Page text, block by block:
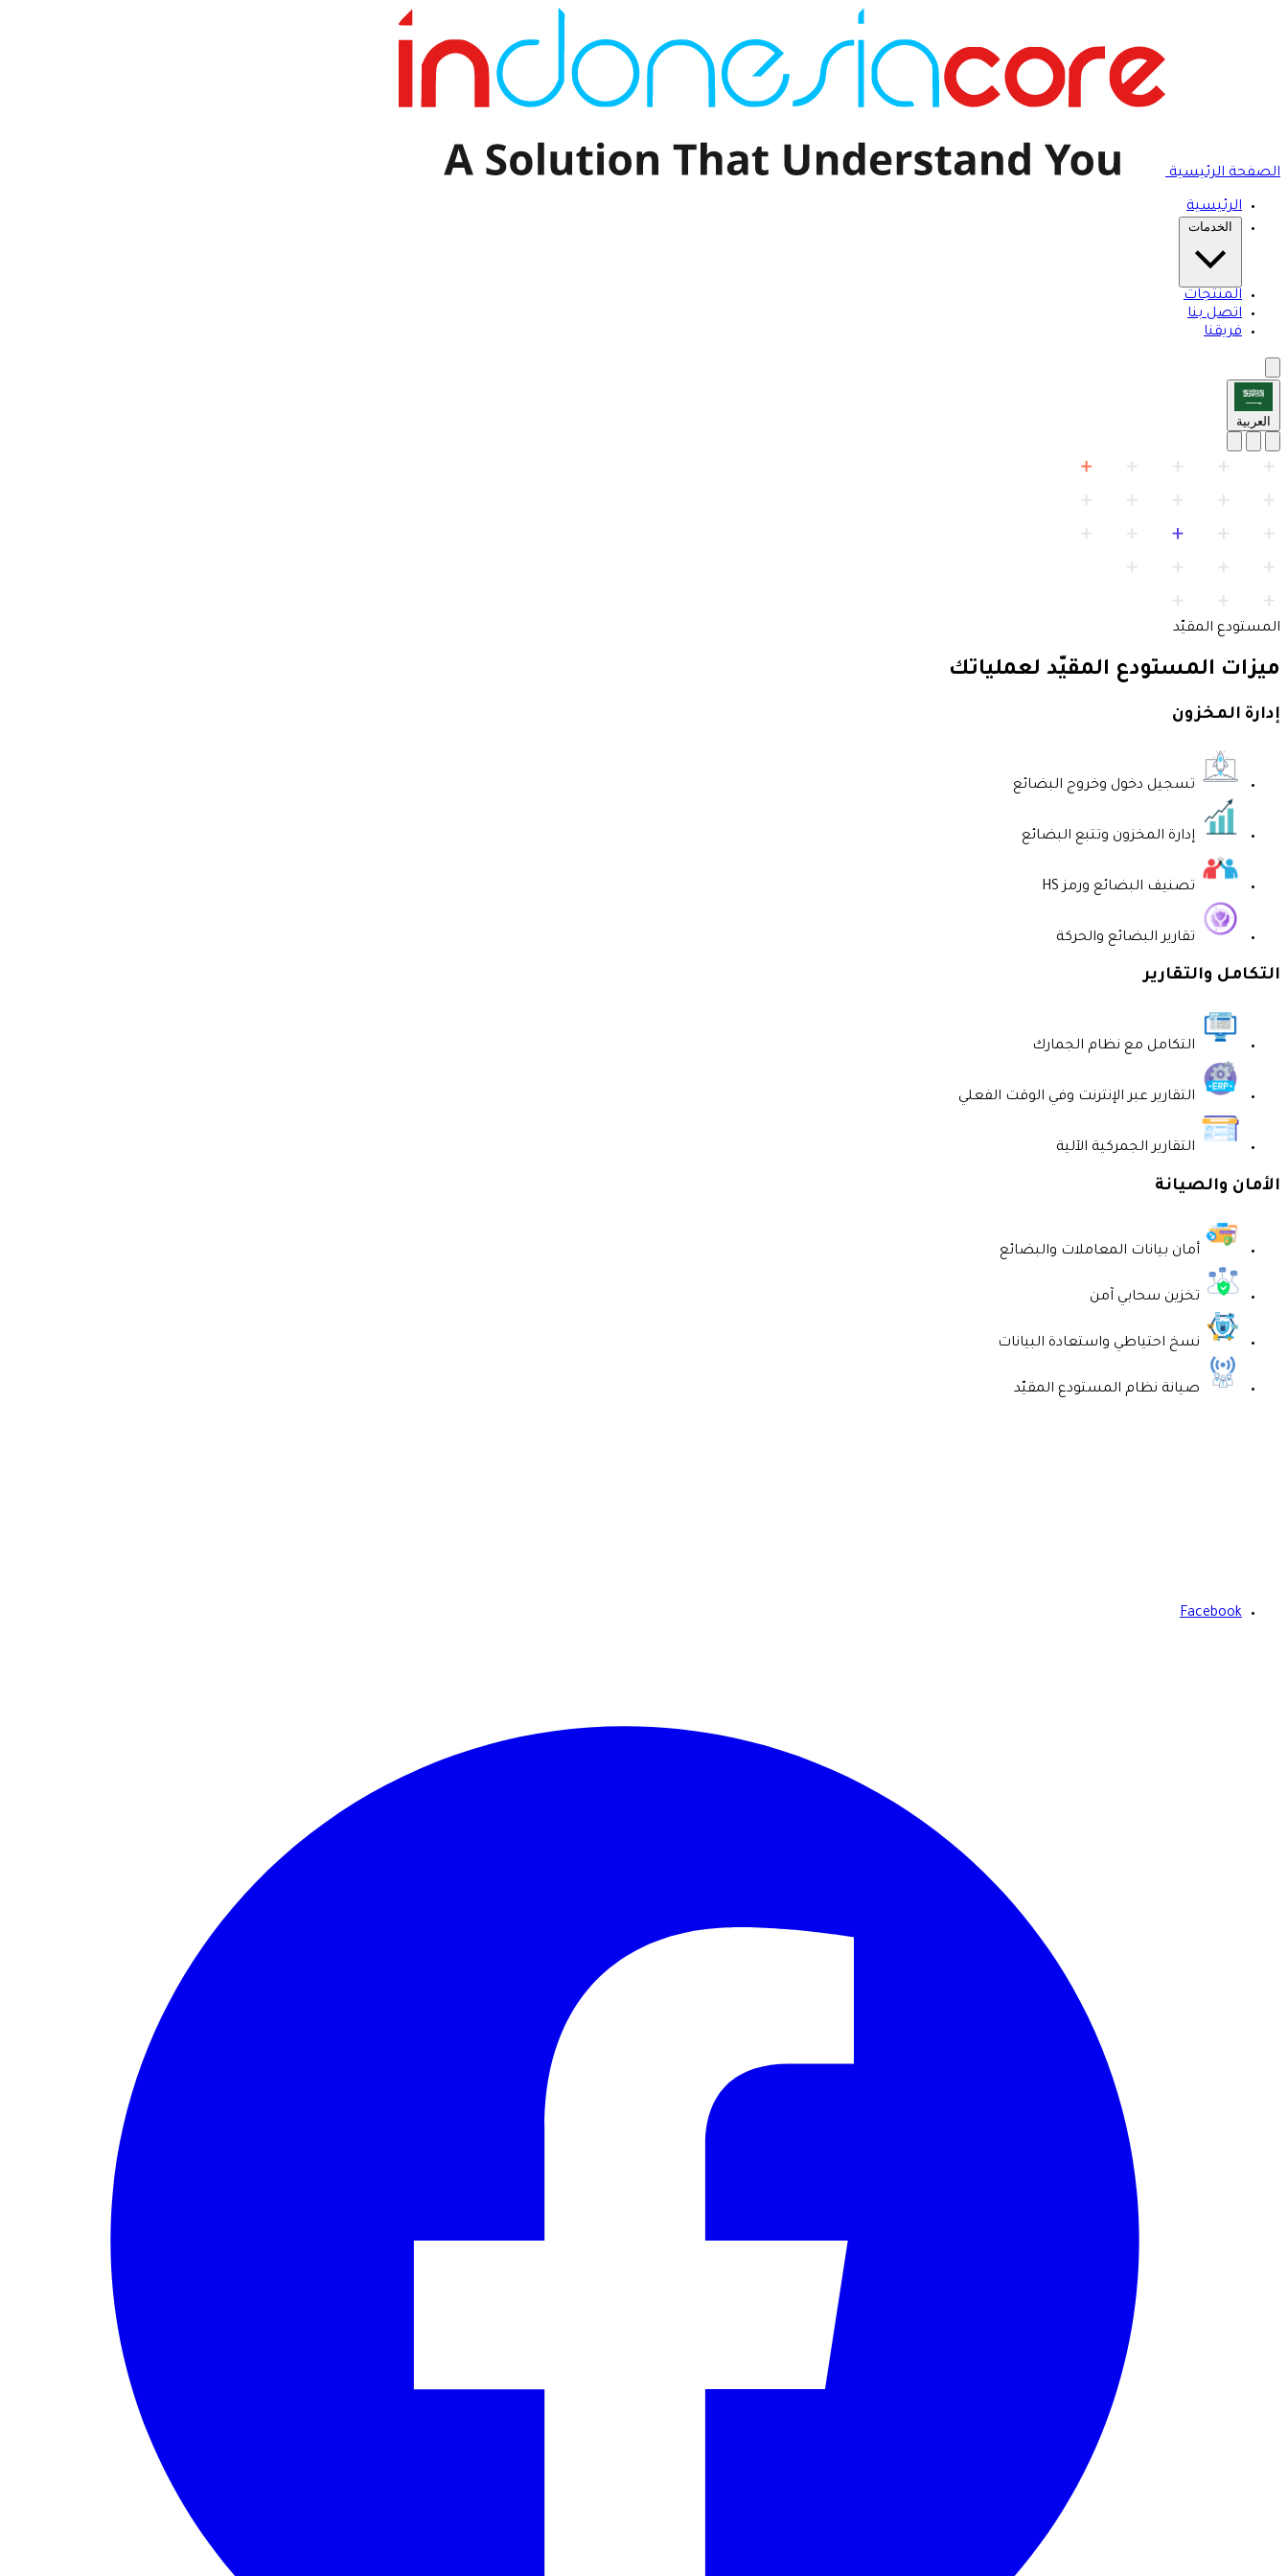
الصفحة الرئيسية
الرئيسية
الخدمات
المنتجات
اتصل بنا
فريقنا
العربية
المستودع المقيّد
ميزات المستودع المقيّد لعملياتك
إدارة المخزون
تسجيل دخول وخروج البضائع
إدارة المخزون وتتبع البضائع
تصنيف البضائع ورمز HS
تقارير البضائع والحركة
التكامل والتقارير
التكامل مع نظام الجمارك
التقارير عبر الإنترنت وفي الوقت الفعلي
التقارير الجمركية الآلية
الأمان والصيانة
أمان بيانات المعاملات والبضائع
تخزين سحابي آمن
نسخ احتياطي واستعادة البيانات
صيانة نظام المستودع المقيّد
Facebook